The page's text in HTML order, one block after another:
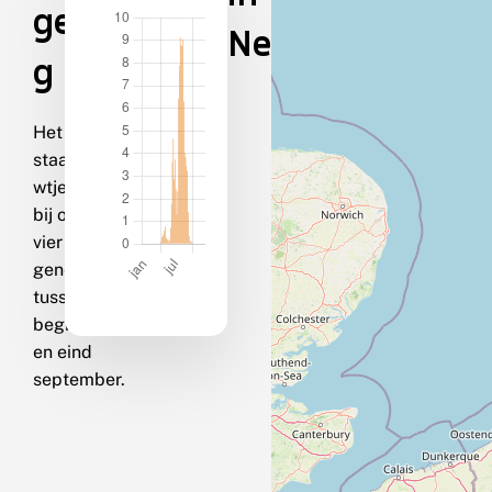
gedra
g
Het
staartblau
wtje vliegt
bij ons in
vier
generaties
tussen
begin mei
en eind
september.
Nederland